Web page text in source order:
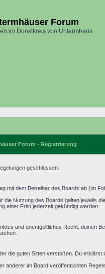
Forum
im Dunstkreis von Untermhaus
Forum - Registrierung
geschlossen:
mit dem Betreiber des Boards ab (im
Nutzung des Boards gelten jeweils
einer Frist jederzeit gekündigt werden.
und unentgeltliches Recht, deinen
die guten Sitten verstoßen. Du
im Board veröffentlichten